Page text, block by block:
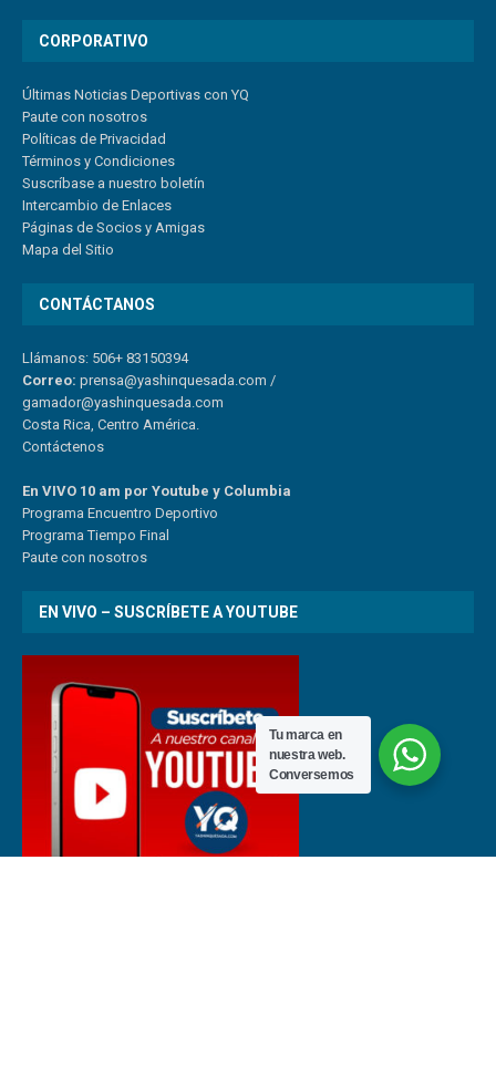
CORPORATIVO
Últimas Noticias Deportivas con YQ
Paute con nosotros
Políticas de Privacidad
Términos y Condiciones
Suscríbase a nuestro boletín
Intercambio de Enlaces
Páginas de Socios y Amigas
Mapa del Sitio
CONTÁCTANOS
Llámanos: 506+ 83150394
Correo: prensa@yashinquesada.com /
gamador@yashinquesada.com
Costa Rica, Centro América.
Contáctenos
En VIVO 10 am por Youtube y Columbia
Programa Encuentro Deportivo
Programa Tiempo Final
Paute con nosotros
EN VIVO – SUSCRÍBETE A YOUTUBE
Tu marca en
nuestra web.
Conversemos